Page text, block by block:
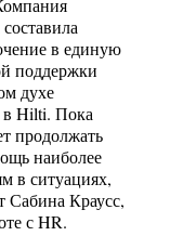
в единую
поддержки
духе
в Hilti. Пока
продолжать
наиболее
в ситуациях,
Сабина Краусс,
с HR.